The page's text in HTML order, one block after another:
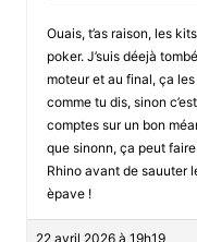
Ouais, t’as raison, les
poker. J’suis déejà
moteur et au final, ça
comme tu dis, sinon
comptes sur un bon
que sinonn, ça peut
Rhino avant de sauuter
èpave !
22 avril 2026 à 19h19